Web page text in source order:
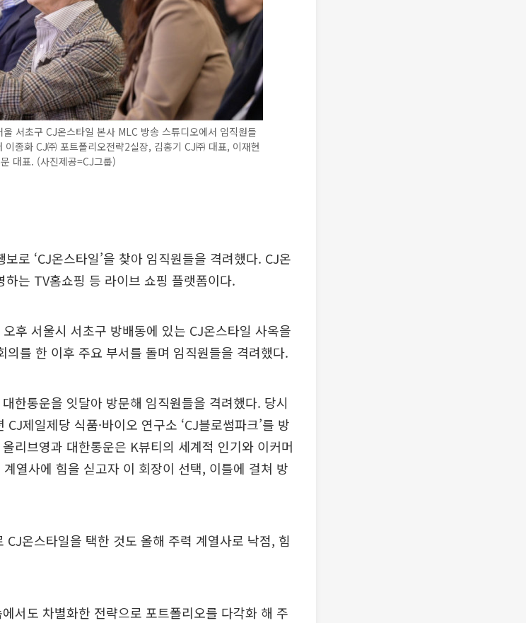
서초구 CJ온스타일 본사 MLC 방송 스튜디오에서 임직원들
종화 CJ㈜ 포트폴리오전략2실장, 김홍기 CJ㈜ 대표, 이재현
대표. (사진제공=CJ그룹)
로 ‘CJ온스타일’을 찾아 임직원들을 격려했다. CJ온
는 TV홈쇼핑 등 라이브 쇼핑 플랫폼이다.
후 서울시 서초구 방배동에 있는 CJ온스타일 사옥을
를 한 이후 주요 부서를 돌며 임직원들을 격려했다.
한통운을 잇달아 방문해 임직원들을 격려했다. 당시
제일제당 식품·바이오 연구소 ‘CJ블로썸파크’를 방
리브영과 대한통운은 K뷰티의 세계적 인기와 이커머
열사에 힘을 싣고자 이 회장이 선택, 이틀에 걸쳐 방
온스타일을 택한 것도 올해 주력 계열사로 낙점, 힘
서도 차별화한 전략으로 포트폴리오를 다각화 해 주